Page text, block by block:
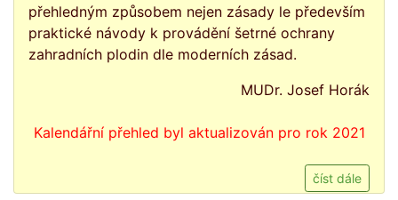
přehledným způsobem nejen zásady le především
praktické návody k provádění šetrné ochrany
zahradních plodin dle moderních zásad.
MUDr. Josef Horák
Kalendářní přehled byl aktualizován pro rok 2021
číst dále